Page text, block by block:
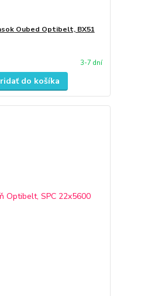
Oubed Optibelt, BX51
3-7 dní
do košíka